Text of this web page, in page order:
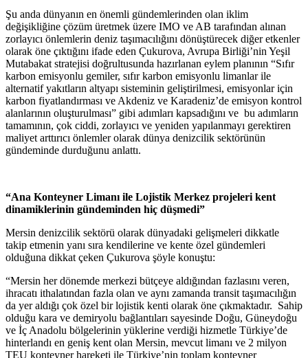
Şu anda dünyanın en önemli gündemlerinden olan iklim
değişikliğine çözüm üretmek üzere IMO ve AB tarafından alınan
zorlayıcı önlemlerin deniz taşımacılığını dönüştürecek diğer etkenler
olarak öne çıktığını ifade eden Çukurova, Avrupa Birliği’nin Yeşil
Mutabakat stratejisi doğrultusunda hazırlanan eylem planının “Sıfır
karbon emisyonlu gemiler, sıfır karbon emisyonlu limanlar ile
alternatif yakıtların altyapı sisteminin geliştirilmesi, emisyonlar için
karbon fiyatlandırması ve Akdeniz ve Karadeniz’de emisyon kontrol
alanlarının oluşturulması” gibi adımları kapsadığını ve bu adımların
tamamının, çok ciddi, zorlayıcı ve yeniden yapılanmayı gerektiren
maliyet arttırıcı önlemler olarak dünya denizcilik sektörünün
gündeminde durduğunu anlattı.
“Ana Konteyner Limanı ile Lojistik Merkez projeleri kent
dinamiklerinin gündeminden hiç düşmedi”
Mersin denizcilik sektörü olarak dünyadaki gelişmeleri dikkatle
takip etmenin yanı sıra kendilerine ve kente özel gündemleri
olduğuna dikkat çeken Çukurova şöyle konuştu:
“Mersin her dönemde merkezi bütçeye aldığından fazlasını veren,
ihracatı ithalatından fazla olan ve aynı zamanda transit taşımacılığın
da yer aldığı çok özel bir lojistik kenti olarak öne çıkmaktadır. Sahip
olduğu kara ve demiryolu bağlantıları sayesinde Doğu, Güneydoğu
ve İç Anadolu bölgelerinin yüklerine verdiği hizmetle Türkiye’de
hinterlandı en geniş kent olan Mersin, mevcut limanı ve 2 milyon
TEU konteyner hareketi ile Türkiye’nin toplam konteyner